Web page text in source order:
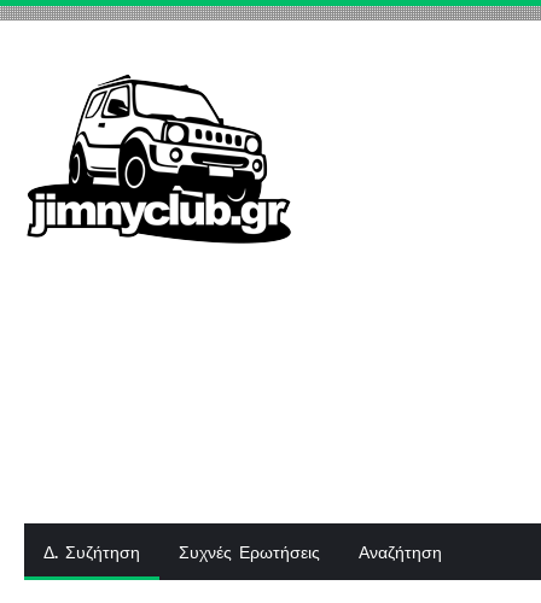
Δ. Συζήτηση Συχνές Ερωτήσεις Αναζήτηση